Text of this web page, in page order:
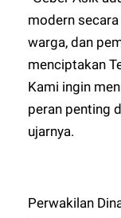
modern
warga, dan
menciptakan
Kami ingin
peran penting
ujarnya.
Perwakilan